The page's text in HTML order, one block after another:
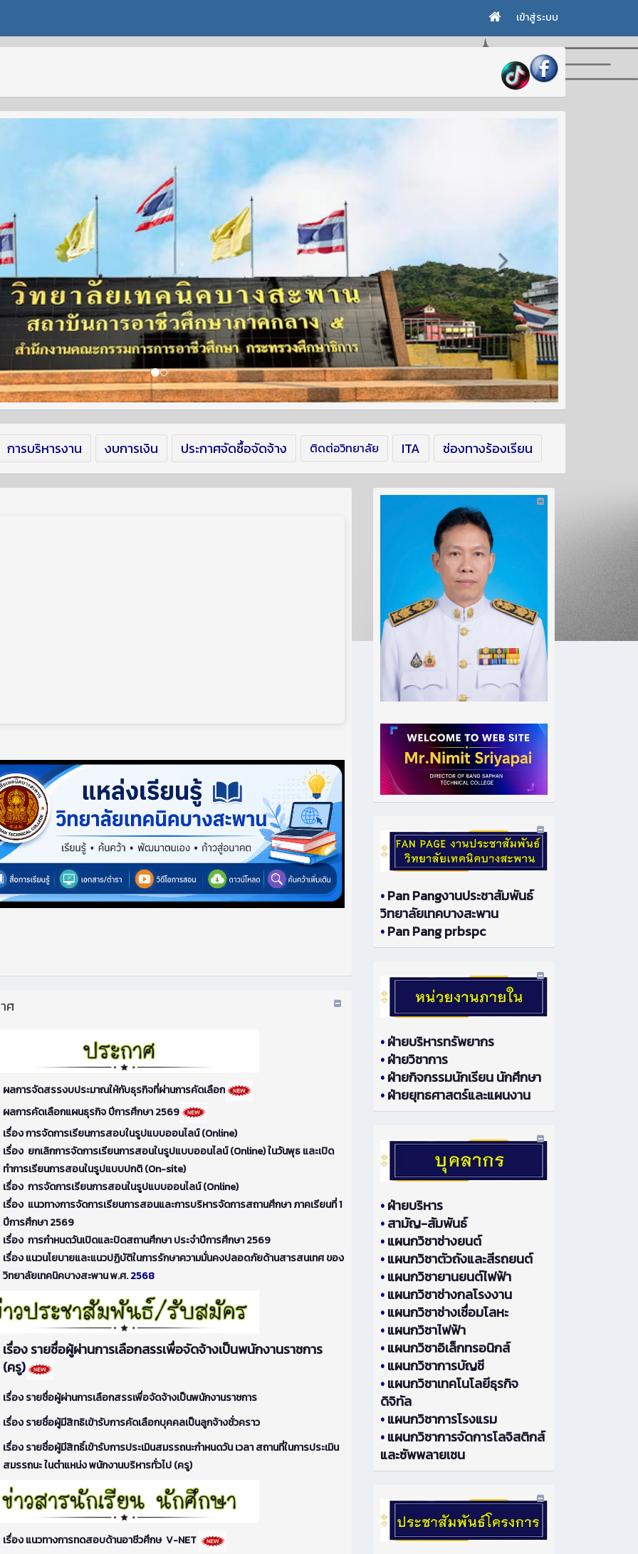
เข้าสู่ระบบ
การบริหารงาน งบการเงิน ประกาศจัดซื้อจัดจ้าง ติดต่อวิทยาลัย ITA ช่องทางร้องเรียน
ศ
ผลการจัดสรรงบประมาณให้กับธุรกิจที่ผ่านการคัดเลือก
ผลการคัดเลือกแผนธุรกิจ ปีการศึกษา 2569
เรื่อง การจัดการเรียนการสอบในรูปแบบออนไลน์ (Online)
เรื่อง ยกเลิกการจัดการเรียนการสอนในรูปแบบออนไลน์ (Online) ในวันพุธ และเปิด
ทำการเรียนการสอนในรูปแบบปกติ (On-site)
เรื่อง การจัดการเรียนการสอนในรูปแบบออนไลน์ (Online)
เรื่อง แนวทางการจัดการเรียนการสอนและการบริหารจัดการสถานศึกษา ภาคเรียนที่ 1
ปีการศึกษา 2569
เรื่อง การกำหนดวันเปิดและปิดสถานศึกษา ประจำปีการศึกษา 2569
เรื่อง แนวนโยบายและแนวปฏิบัติในการรักษาความมั่นคงปลอดภัยด้านสารสนเทศ ของ
วิทยาลัยเทคนิคบางสะพาน พ.ศ.2568
เรื่อง รายชื่อผู้ผ่านการเลือกสรรเพื่อจัดจ้างเป็นพนักงานราชการ
(ครู)
เรื่อง รายชื่อผู้ผ่านการเลือกสรรเพื่อจัดจ้างเป็นพนักงานราชการ
เรื่อง รายชื่อผู้มีสิทธิเข้ารับการคัดเลือกบุคคลเป็นลูกจ้างชั่วคราว
เรื่อง รายชื่อผู้มีสิทธิ์เข้ารับการประเมินสมรรถนะกำหนดวัน เวลา สถานที่ในการประเมิน
สมรรถนะ ในตำแหน่ง พนักงานบริหารทั่วไป (ครู)
เรื่อง แนวทางการทดสอบด้านอาชีวศึกษ V-NET
•Pan Pangงานประชาสัมพันธ์
วิทยาลัยเทคบางสะพาน
•Pan Pang prbspc
•ฝ่ายบริหารทรัพยากร
•ฝ่ายวิชาการ
•ฝ่ายกิจกรรมนักเรียน นักศึกษา
•ฝ่ายยุทธศาสตร์และแผนงาน
•ฝ่ายบริหาร
•สามัญ-สัมพันธ์
•แผนกวิชาช่างยนต์
•แผนกวิชาตัวถังและสีรถยนต์
•แผนกวิชายานยนต์ไฟฟ้า
•แผนกวิชาช่างกลโรงงาน
•แผนกวิชาช่างเชื่อมโลหะ
•แผนกวิชาไฟฟ้า
•แผนกวิชาอิเล็กทรอนิกส์
•แผนกวิชาการบัญชี
•แผนกวิชาเทคโนโลยีธุรกิจ
ดิจิทัล
•แผนกวิชาการโรงแรม
•แผนกวิชาการจัดการโลจิสติกส์
และซัพพลายเชน